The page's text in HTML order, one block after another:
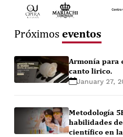
Próximos eventos
Armonía para
canto lirico.
January 27,
Metodología
habilidades
científico en